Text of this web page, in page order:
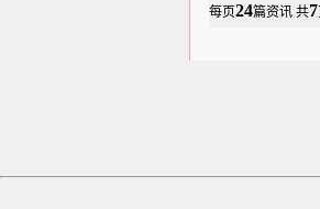
每页24篇资讯 共7